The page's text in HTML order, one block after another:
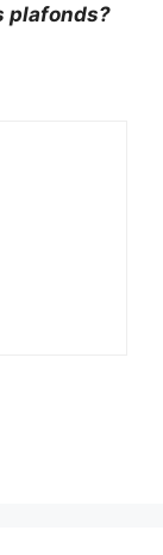
plafonds?